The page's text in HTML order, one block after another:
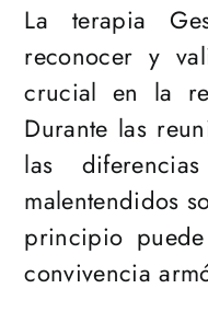
La terapia
reconocer y
crucial en la
Durante las
las
malentendidos
principio
convivencia